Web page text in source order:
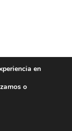
en
o